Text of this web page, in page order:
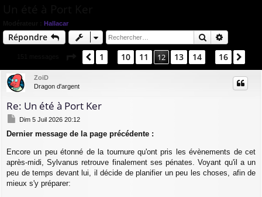
Hallacar
Répondre Rechercher
Page 12 sur16
Précédent
1 10 11 12 13 14 16
ZoiD
Dragon d'argent
Re: Un été à Port Ker
M
s
a
g
e
Dim 5 Juil 2026 20:12
Dernier message de la page précédente :
Encore un peu étonné de la tournure qu'ont pris les évènements de cet
après-midi, Sylvanus retrouve finalement ses pénates. Voyant qu'il a un
peu de temps devant lui, il décide de planifier un peu les choses, afin de
mieux s'y préparer: